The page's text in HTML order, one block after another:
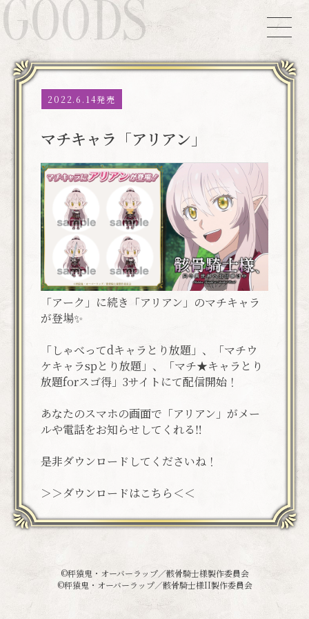
GOODS
2022.6.14発売
マチキャラ「アリアン」
「アーク」に続き「アリアン」のマチキャラ
が登場✨
「しゃべってdキャラとり放題」、「マチウ
ケキャラspとり放題」、「マチ★キャラとり
放題forスゴ得」3サイトにて配信開始！
あなたのスマホの画面で「アリアン」がメー
ルや電話をお知らせしてくれる‼
是非ダウンロードしてくださいね！
＞＞ダウンロードはこちら＜＜
©秤猿鬼・オーバーラップ／骸骨騎士様製作委員会
©秤猿鬼・オーバーラップ／骸骨騎士様II製作委員会